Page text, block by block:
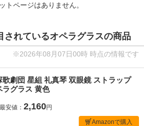
トページはありません。
されているオペラグラスの商品
※2026年08月07日00時 時点の情報です
歌劇団 星組 礼真琴 双眼鏡 ストラップ
ラグラス 黄色
安値： 2,160円
Amazonで購入